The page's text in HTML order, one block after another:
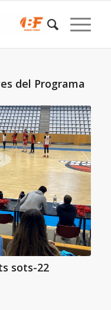
del Programa
sots-22